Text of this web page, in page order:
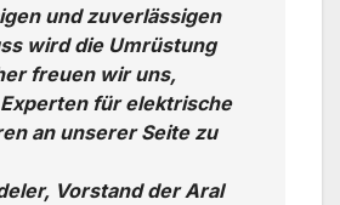
und zuverlässigen
wird die Umrüstung
freuen wir uns,
für elektrische
an unserer Seite zu
Vorstand der Aral